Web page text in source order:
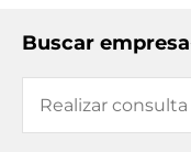
Buscar empresa